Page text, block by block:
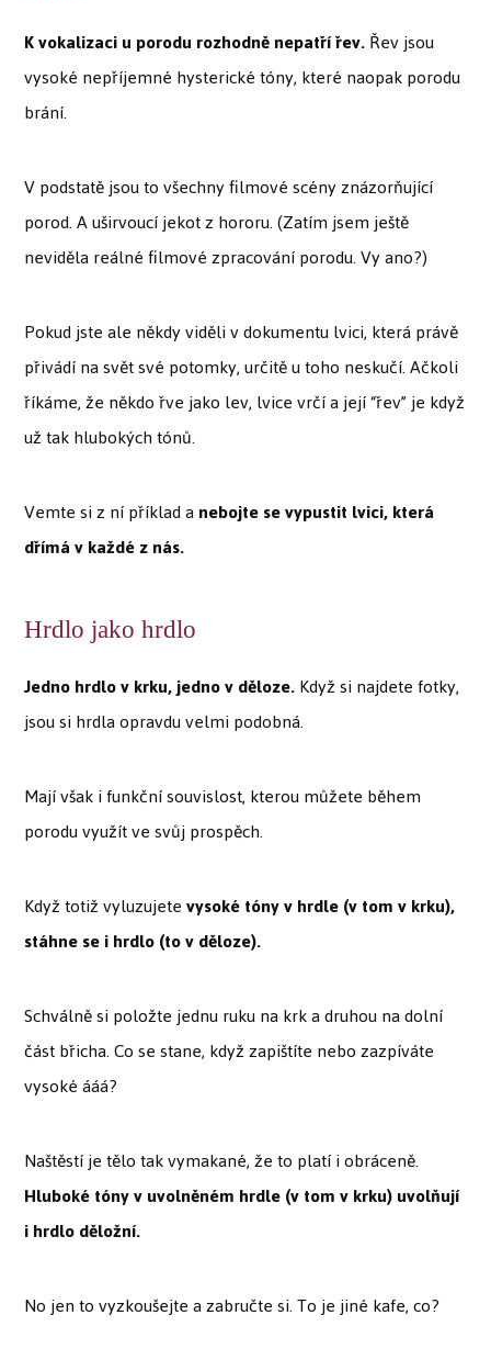
K vokalizaci u porodu rozhodně nepatří řev.Řev jsou
vysoké nepříjemné hysterické tóny, které naopak porodu
brání.
V podstatě jsou to všechny filmové scény znázorňující
porod. A uširvoucí jekot z hororu. (Zatím jsem ještě
neviděla reálné filmové zpracování porodu. Vy ano?)
Pokud jste ale někdy viděli v dokumentu lvici, která právě
přivádí na svět své potomky, určitě u toho neskučí. Ačkoli
říkáme, že někdo řve jako lev, lvice vrčí a její “řev” je když
už tak hlubokých tónů.
Vemte si z ní příklad anebojte se vypustit lvici, která
dřímáv každé z nás.
Hrdlo jako hrdlo
Jedno hrdlo v krku, jedno v děloze.Když si najdete fotky,
jsou si hrdla opravdu velmi podobná.
Mají však i funkční souvislost, kterou můžete během
porodu využít ve svůj prospěch.
Když totiž vyluzujetevysoké tóny v hrdle (v tom v krku),
stáhne se i hrdlo (to v děloze).
Schválně si položte jednu ruku na krk a druhou na dolní
část břicha. Co se stane, když zapištíte nebo zazpíváte
vysoké ááá?
Naštěstí je tělo tak vymakané, že to platí i obráceně.
Hluboké tóny v uvolněném hrdle (v tom v krku) uvolňují
i hrdlo děložní.
No jen to vyzkoušejte a zabručte si. To je jiné kafe, co?